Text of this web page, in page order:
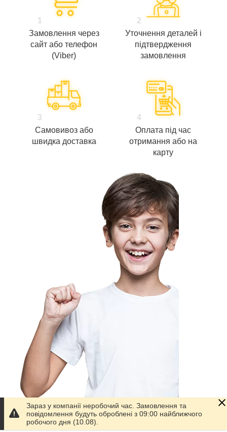
1
Замовлення через
сайт або телефон
(Viber)
2
Уточнення деталей і
підтвердження
замовлення
3
Самовивоз або
швидка доставка
4
Оплата під час
отримання або на
карту
Зараз у компанії неробочий час. Замовлення та
повідомлення будуть оброблені з 09:00 найближчого
робочого дня (10.08).